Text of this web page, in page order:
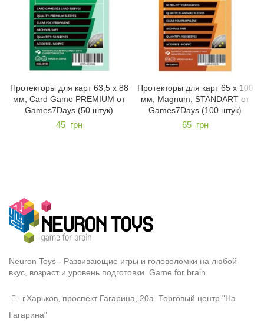
Протекторы для карт 63,5 х 88
мм, Card Game PREMIUM от
Games7Days (50 штук)
45 грн
Протекторы для карт 65 х 100
мм, Magnum, STANDART от
Games7Days (100 штук)
65 грн
Neuron Toys - Развивающие игры и головоломки на любой
вкус, возраст и уровень подготовки. Game for brain
г.Харьков, проспект Гагарина, 20а. Торговый центр "На
Гагарина"